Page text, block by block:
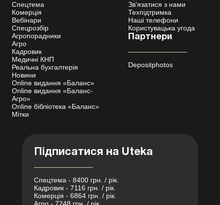
Спецтема
Комерція
Вебінари
Спецрозбір
Агропорадники
Агро
Кадровик
Медичні КНП
Реальна бухгалтерія
Новини
Online видання «Баланс»
Online видання «Баланс-
Агро»
Online бібліотека «Баланс»
Мітки
Зв'язатися з нами
Техпідтримка
Наші телефони
Користувацька угода
Партнери
Depositphotos
Підписатися на Uteka
Спецтема - 8400 грн. / рік.
Кадровик - 7116 грн. / рік.
Комерція - 6864 грн. / рік.
Агро - 7248 грн. / рік.